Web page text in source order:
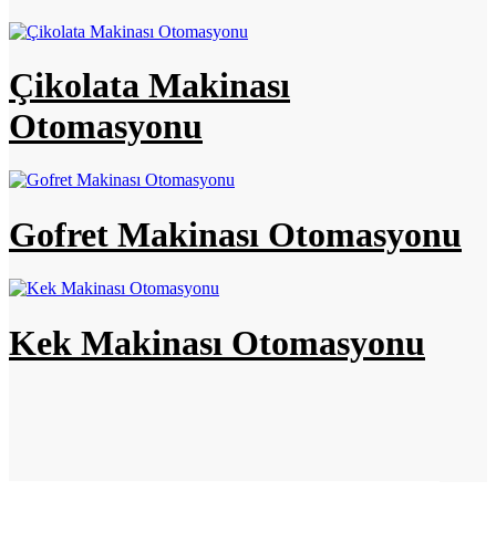
Çikolata Makinası
Otomasyonu
Gofret Makinası Otomasyonu
Kek Makinası Otomasyonu